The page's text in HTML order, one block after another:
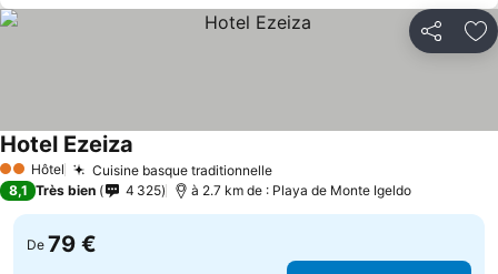
Partager
2 Étoiles
Hôtel Cuisine basque traditionnelle
Hotel Ezeiza
8,1 Très bien 4 325 à 2.7 km de : Playa de Monte Igeldo
De 79 €